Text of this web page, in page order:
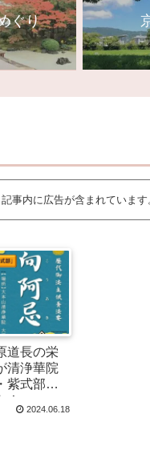
ぐり
記事内に広告が含まれています
道長の栄
清浄華院
式部の
～
2024.06.18